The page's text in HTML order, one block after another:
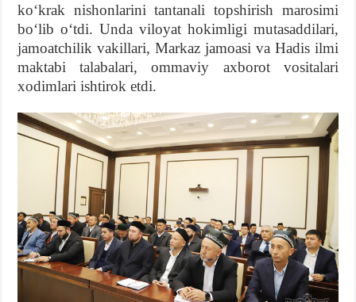
koʻkrak nishonlarini tantanali topshirish marosimi
boʻlib oʻtdi. Unda viloyat hokimligi mutasaddilari,
jamoatchilik vakillari, Markaz jamoasi va Hadis ilmi
maktabi talabalari, ommaviy axborot vositalari
xodimlari ishtirok etdi.